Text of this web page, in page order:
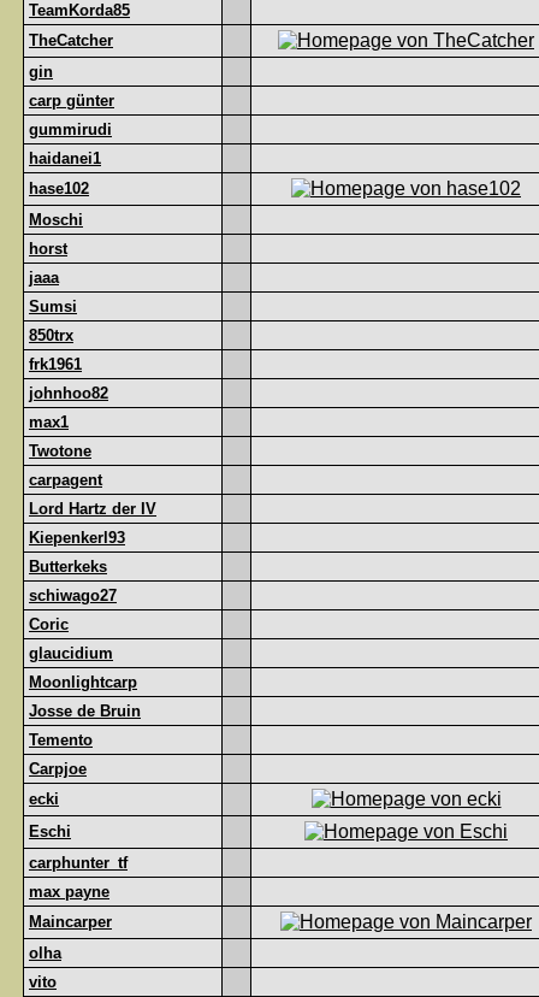
TeamKorda85
TheCatcher
gin
carp günter
gummirudi
haidanei1
hase102
Moschi
horst
jaaa
Sumsi
850trx
frk1961
johnhoo82
max1
Twotone
carpagent
Lord Hartz der IV
Kiepenkerl93
Butterkeks
schiwago27
Coric
glaucidium
Moonlightcarp
Josse de Bruin
Temento
Carpjoe
ecki
Eschi
carphunter_tf
max payne
Maincarper
olha
vito